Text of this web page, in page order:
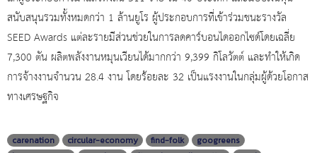
สนับสนุนรวมทั้งหมดกว่า 1 ล้านยูโร ผู้ประกอบการที่เข้าร่วมชนะรางวัล
SEED Awards แต่ละรายมีส่วนช่วยในการลดคาร์บอนไดออกไซด์โดยเฉลี่ย
7,300 ตัน ผลิตพลังงานหมุนเวียนได้มากกว่า 9,399 กิโลวัตต์ และทำให้เกิด
การจ้างงานจำนวน 28.4 งาน โดยร้อยละ 32 เป็นแรงงานในกลุ่มผู้ด้วยโอกาส
ทางเศรษฐกิจ
carenation circular-economy find-folk
googreens